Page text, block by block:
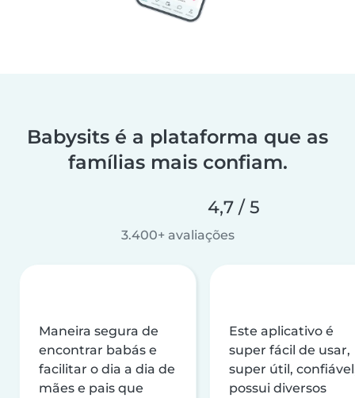
Babysits é a plataforma que as
famílias mais confiam.
4,7 / 5
3.400+ avaliações
Maneira segura de
encontrar babás e
facilitar o dia a dia de
mães e pais que
Este aplicativo é
super fácil de usar,
super útil,
possui diversos